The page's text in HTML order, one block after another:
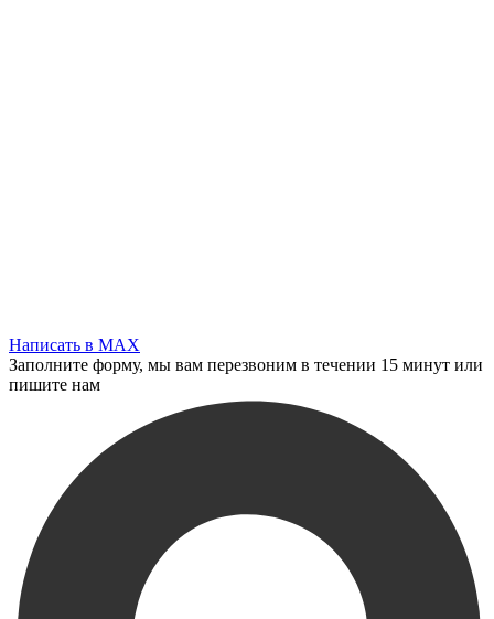
Написать в MAX
Заполните форму, мы вам перезвоним в течении 15 минут или
пишите нам